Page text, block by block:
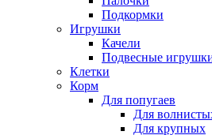
Подкормки
Игрушки
Качели
Подвесные
Клетки
Корм
Для попугаев
Для
Для крупных